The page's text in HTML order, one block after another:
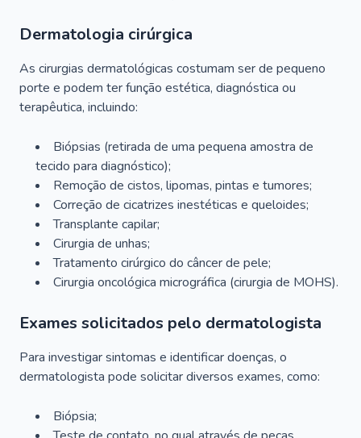
Dermatologia cirúrgica
As cirurgias dermatológicas costumam ser de pequeno
porte e podem ter função estética, diagnóstica ou
terapêutica, incluindo:
Biópsias (retirada de uma pequena amostra de
tecido para diagnóstico);
Remoção de cistos, lipomas, pintas e tumores;
Correção de cicatrizes inestéticas e queloides;
Transplante capilar;
Cirurgia de unhas;
Tratamento cirúrgico do câncer de pele;
Cirurgia oncológica micrográfica (cirurgia de MOHS).
Exames solicitados pelo dermatologista
Para investigar sintomas e identificar doenças, o
dermatologista pode solicitar diversos exames, como:
Biópsia;